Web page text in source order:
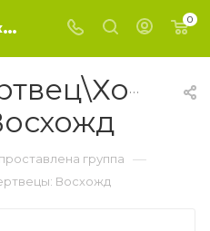
Купить книгу «ХодячиеМертвец\Ходячие мертвецы: Восхожд» 2019, Киркман Роберт, Бонансинг - Не проставлена группа 0
группа —
Восхожд